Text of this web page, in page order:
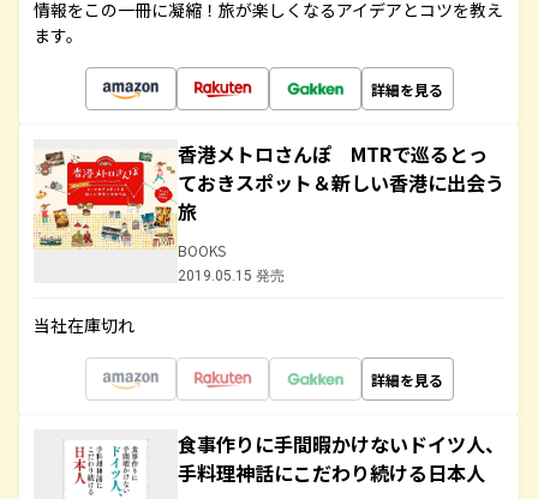
情報をこの一冊に凝縮！旅が楽しくなるアイデアとコツを教え
ます。
詳細を見る
香港メトロさんぽ MTRで巡るとっ
ておきスポット＆新しい香港に出会う
旅
BOOKS
2019.05.15 発売
当社在庫切れ
詳細を見る
食事作りに手間暇かけないドイツ人、
手料理神話にこだわり続ける日本人